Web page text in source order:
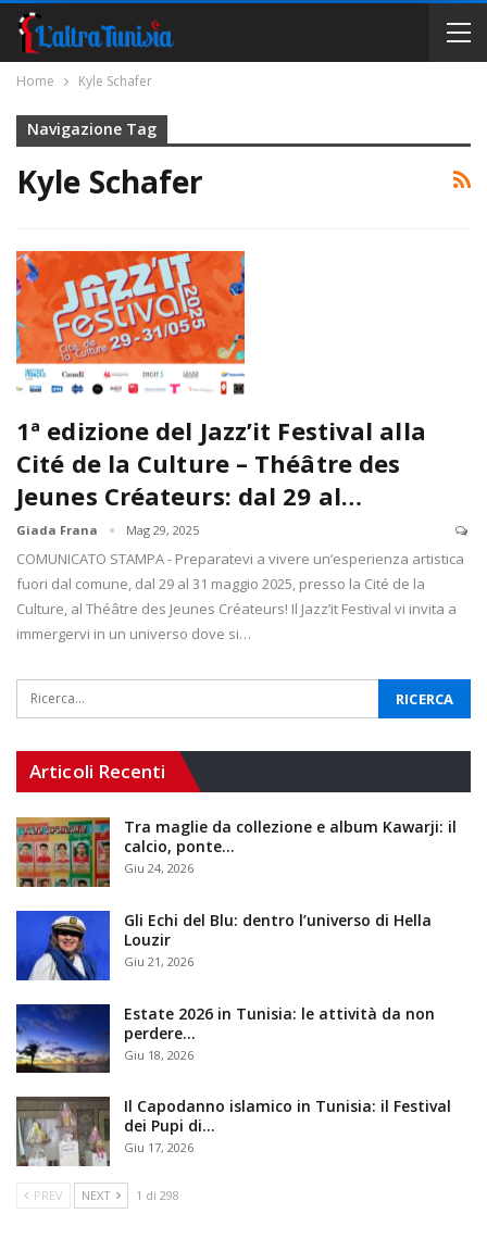
Home Kyle Schafer
Navigazione Tag
Kyle Schafer
1ª edizione del Jazz’it Festival alla
Cité de la Culture – Théâtre des
Jeunes Créateurs: dal 29 al…
Giada Frana Mag 29, 2025
COMUNICATO STAMPA - Preparatevi a vivere un’esperienza artistica
fuori dal comune, dal 29 al 31 maggio 2025, presso la Cité de la
Culture, al Théâtre des Jeunes Créateurs! Il Jazz’it Festival vi invita a
immergervi in un universo dove si…
Articoli Recenti
Tra maglie da collezione e album Kawarji: il
calcio, ponte…
Giu 24, 2026
Gli Echi del Blu: dentro l’universo di Hella
Louzir
Giu 21, 2026
Estate 2026 in Tunisia: le attività da non
perdere…
Giu 18, 2026
Il Capodanno islamico in Tunisia: il Festival
dei Pupi di…
Giu 17, 2026
PREV NEXT 1 di 298